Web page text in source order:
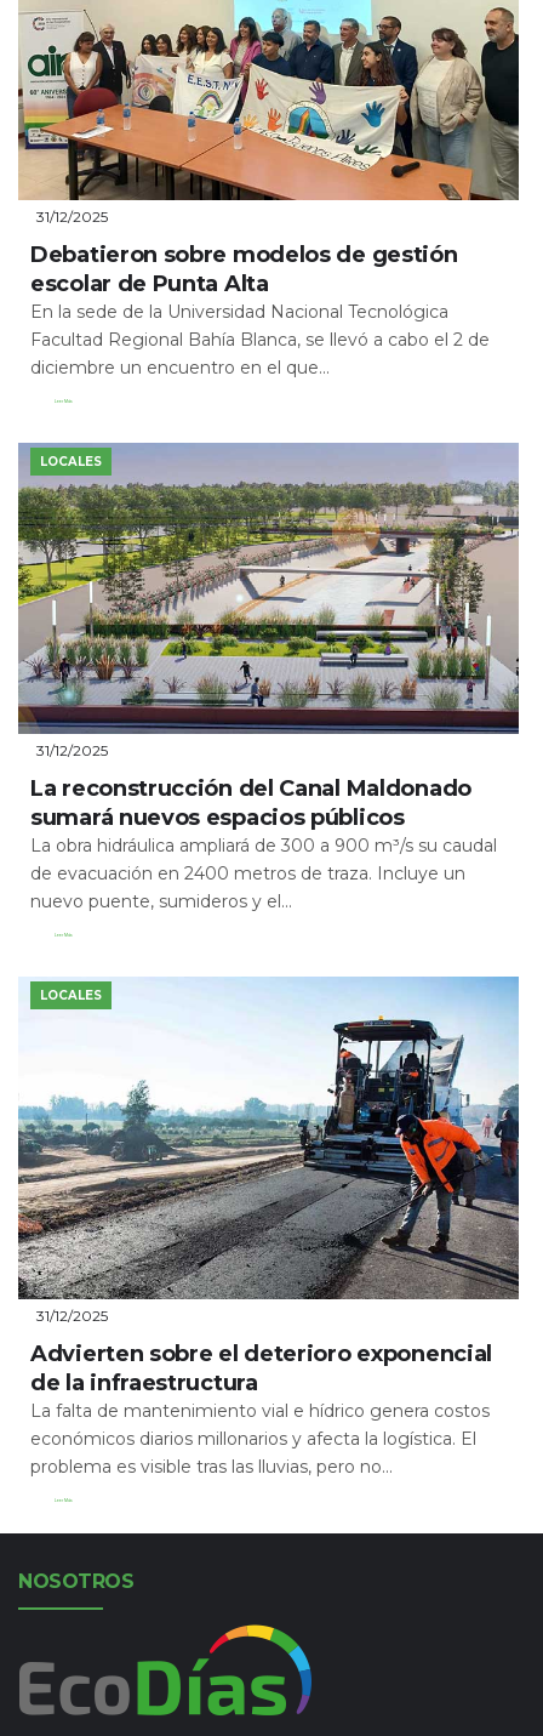
31/12/2025
Debatieron sobre modelos de gestión
escolar de Punta Alta
En la sede de la Universidad Nacional Tecnológica
Facultad Regional Bahía Blanca, se llevó a cabo el 2 de
diciembre un encuentro en el que...
Leer Más
LOCALES
31/12/2025
La reconstrucción del Canal Maldonado
sumará nuevos espacios públicos
La obra hidráulica ampliará de 300 a 900 m³/s su caudal
de evacuación en 2400 metros de traza. Incluye un
nuevo puente, sumideros y el...
Leer Más
LOCALES
31/12/2025
Advierten sobre el deterioro exponencial
de la infraestructura
La falta de mantenimiento vial e hídrico genera costos
económicos diarios millonarios y afecta la logística. El
problema es visible tras las lluvias, pero no...
Leer Más
NOSOTROS